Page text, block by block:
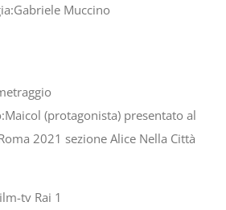
Muccino
(protagonista) presentato al
2021 sezione Alice Nella Città
tv Rai 1